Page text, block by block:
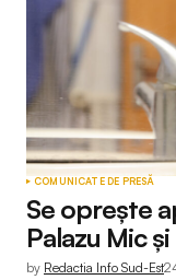
COMUNICATE DE PRESĂ
Se oprește
Palazu Mic
by Redactia Info Sud-Est